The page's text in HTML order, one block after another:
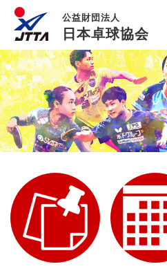
公益財団法人
日本卓球協会